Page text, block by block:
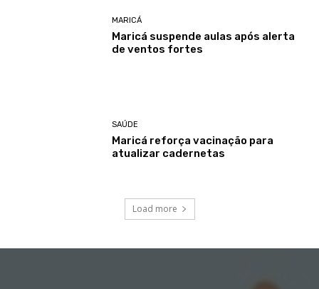
MARICÁ
Maricá suspende aulas após alerta
de ventos fortes
SAÚDE
Maricá reforça vacinação para
atualizar cadernetas
Load more